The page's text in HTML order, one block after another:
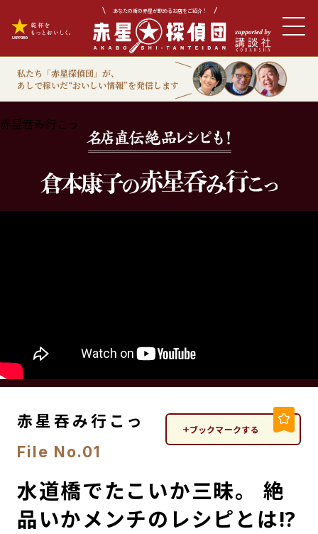
あなたの街の赤星が飲めるお店をご紹介！
私たち「赤星探偵団」が、
あしで稼いだ“おいしい情報”を発信します
赤星吞み行こっ
ブックマークする
赤星吞み行こっ
File No.01
水道橋でたこいか三昧。 絶
品いかメンチのレシピとは!?